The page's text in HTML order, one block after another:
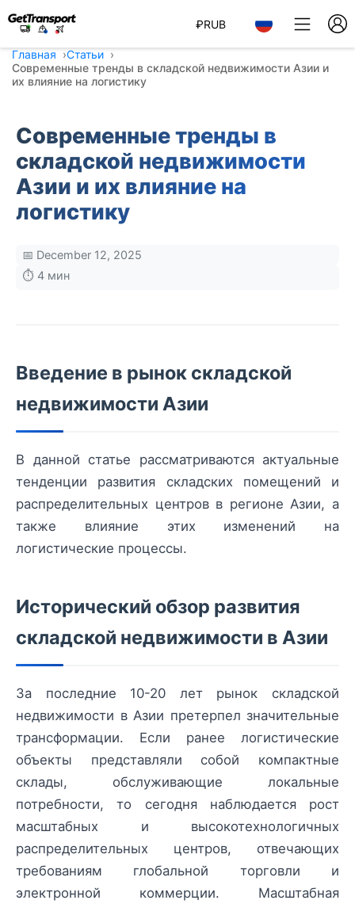
₽RUB
Главная
Статьи
Современные тренды в складской недвижимости Азии и
их влияние на логистику
Современные тренды в
складской недвижимости
Азии и их влияние на
логистику
📅 December 12, 2025
⏱️ 4 мин
Введение в рынок складской
недвижимости Азии
В данной статье рассматриваются актуальные
тенденции развития складских помещений и
распределительных центров в регионе Азии, а
также влияние этих изменений на
логистические процессы.
Исторический обзор развития
складской недвижимости в Азии
За последние 10-20 лет рынок складской
недвижимости в Азии претерпел значительные
трансформации. Если ранее логистические
объекты представляли собой компактные
склады, обслуживающие локальные
потребности, то сегодня наблюдается рост
масштабных и высокотехнологичных
распределительных центров, отвечающих
требованиям глобальной торговли и
электронной коммерции. Масштабная